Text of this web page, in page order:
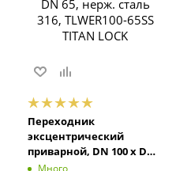
Переходник
эксцентрический
приварной, DN 100 x DN
65, нерж. сталь 316,